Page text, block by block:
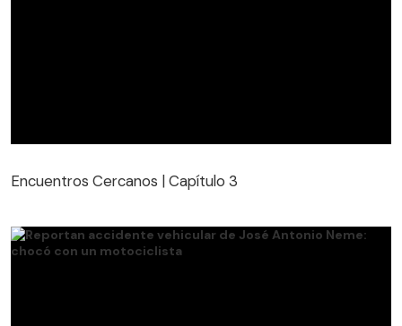
Encuentros Cercanos | Capítulo 3